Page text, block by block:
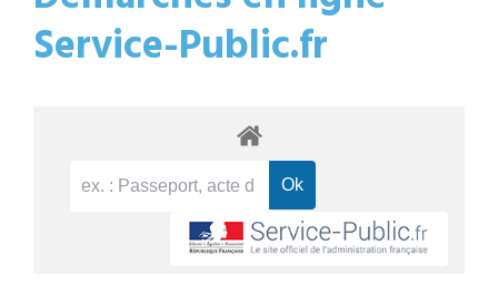
Service-Public.fr